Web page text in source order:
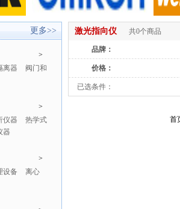
更多>>
>
离器
阀门和
>
仪器
热学式
器
>
设备
离心
激光指向仪 共0个商品
品牌：
价格：
已选条件：
首